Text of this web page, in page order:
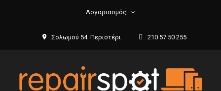
Λογαριασμός
Σολωμού 54 Περιστέρι 210 57 50 255